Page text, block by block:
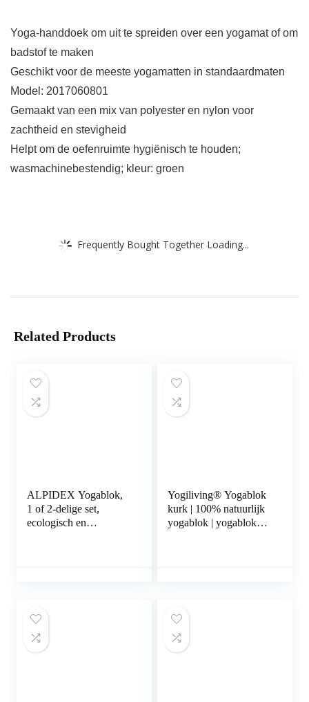
Yoga-handdoek om uit te spreiden over een yogamat of om
badstof te maken
Geschikt voor de meeste yogamatten in standaardmaten
Model: 2017060801
Gemaakt van een mix van polyester en nylon voor
zachtheid en stevigheid
Helpt om de oefenruimte hygiënisch te houden;
wasmachinebestendig; kleur: groen
Frequently Bought Together Loading...
Related Products
ALPIDEX Yogablok,
1 of 2-delige set,
ecologisch en
Yogiliving® Yogablok
kurk | 100% natuurlijk
yogablok | yogablok